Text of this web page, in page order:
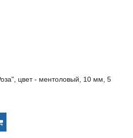
цвет - ментоловый, 10 мм, 5